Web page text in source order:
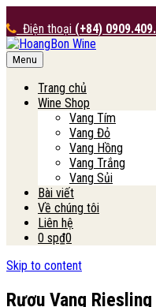
Điện thoại (+84)
HoangBon Wine
Menu
Trang chủ
Wine Shop
Vang Tím
Vang Đỏ
Vang Hồng
Vang Trắng
Vang Sủi
Bài viết
Về chúng tôi
Liên hệ
0 sp₫0
Skip to content
Rượu Vang